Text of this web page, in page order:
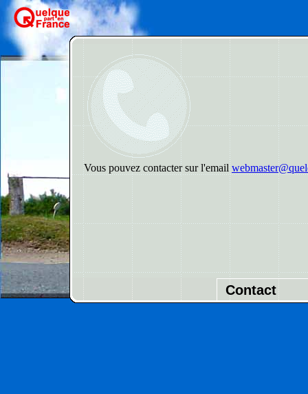
Vous pouvez contacter sur l'email
Contact